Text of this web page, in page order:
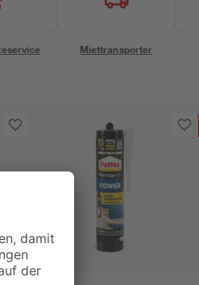
Miettransporter